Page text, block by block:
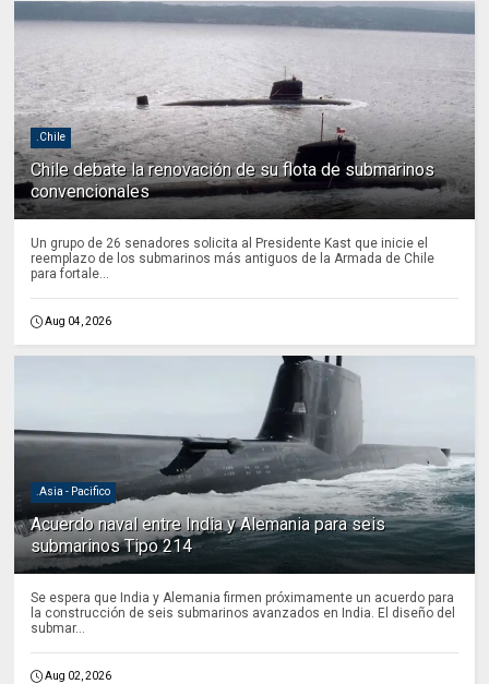
.Chile
Chile debate la renovación de su flota de submarinos
convencionales
Un grupo de 26 senadores solicita al Presidente Kast que inicie el
reemplazo de los submarinos más antiguos de la Armada de Chile
para fortale...
Aug 04, 2026
.Asia - Pacifico
Acuerdo naval entre India y Alemania para seis
submarinos Tipo 214
Se espera que India y Alemania firmen próximamente un acuerdo para
la construcción de seis submarinos avanzados en India. El diseño del
submar...
Aug 02, 2026